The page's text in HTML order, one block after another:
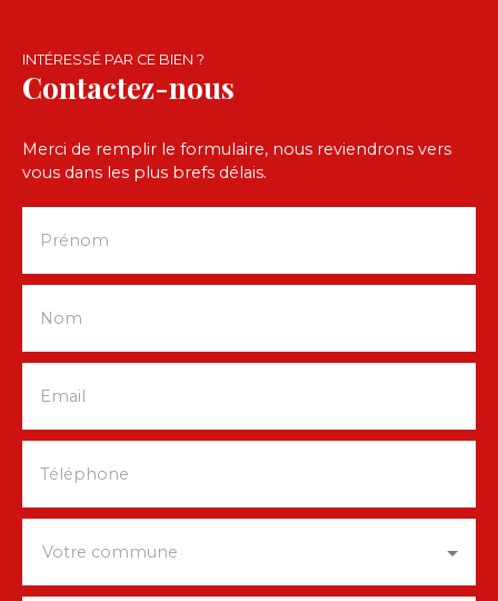
INTÉRESSÉ PAR CE BIEN ?
Contactez-nous
Merci de remplir le formulaire, nous reviendrons vers
vous dans les plus brefs délais.
Prénom
Nom
Email
Téléphone
Votre commune